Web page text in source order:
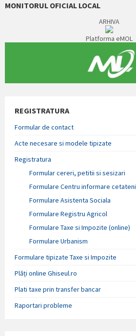
MONITORUL OFICIAL LOCAL
ARHIVA
Platforma eMOL
REGISTRATURA
Formular de contact
Acte necesare si modele tipizate
Registratura
Formular cereri, petitii si sesizari
Formulare Centru informare cetateni
Formulare Asistenta Sociala
Formulare Registru Agricol
Formulare Taxe si Impozite (online)
Formulare Urbanism
Formulare tipizate Taxe si Impozite
Plăți online Ghiseul.ro
Plati taxe prin transfer bancar
Raportari probleme